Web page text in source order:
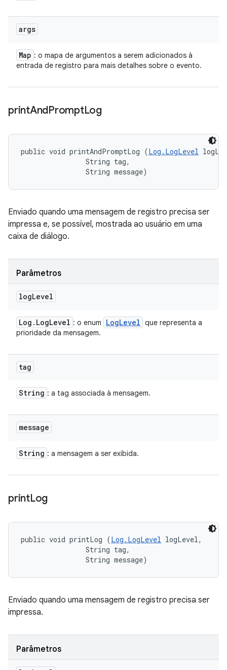
args
Map : o mapa de argumentos a serem adicionados à
entrada de registro para mais detalhes sobre o evento.
printAndPromptLog
public void printAndPromptLog (Log.LogLevel
                String tag,
                String message)
Enviado quando uma mensagem de registro precisa ser
impressa e, se possível, mostrada ao usuário em uma
caixa de diálogo.
Parâmetros
logLevel
Log . LogLevel : o enum LogLevel que representa a
prioridade da mensagem.
tag
String : a tag associada à mensagem.
message
String : a mensagem a ser exibida.
printLog
public void printLog (Log.LogLevel logLevel,
                String tag,
                String message)
Enviado quando uma mensagem de registro precisa ser
impressa.
Parâmetros